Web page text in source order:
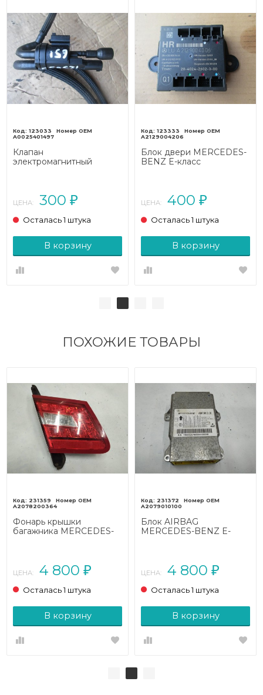
123033
A0025401497
Клапан
электромагнитный
(2009 - 2013)
ЦЕНА: 300 ₽
Осталась 1 штука
В корзину
123333
A2129004206
Блок двери MERCEDES-
BENZ E-класс
ЦЕНА: 400 ₽
Осталась 1 штука
В корзину
ПОХОЖИЕ ТОВАРЫ
231359
A2078200364
Фонарь крышки
багажника MERCEDES-
ЦЕНА: 4 800 ₽
Осталась 1 штука
В корзину
231372
A2079010100
Блок AIRBAG
MERCEDES-BENZ E-
ЦЕНА: 4 800 ₽
Осталась 1 штука
В корзину